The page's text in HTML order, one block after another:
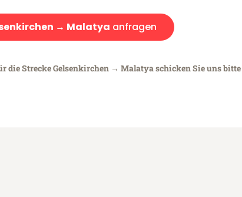
→ Malatya anfragen
Strecke Gelsenkirchen → Malatya schicken Sie uns